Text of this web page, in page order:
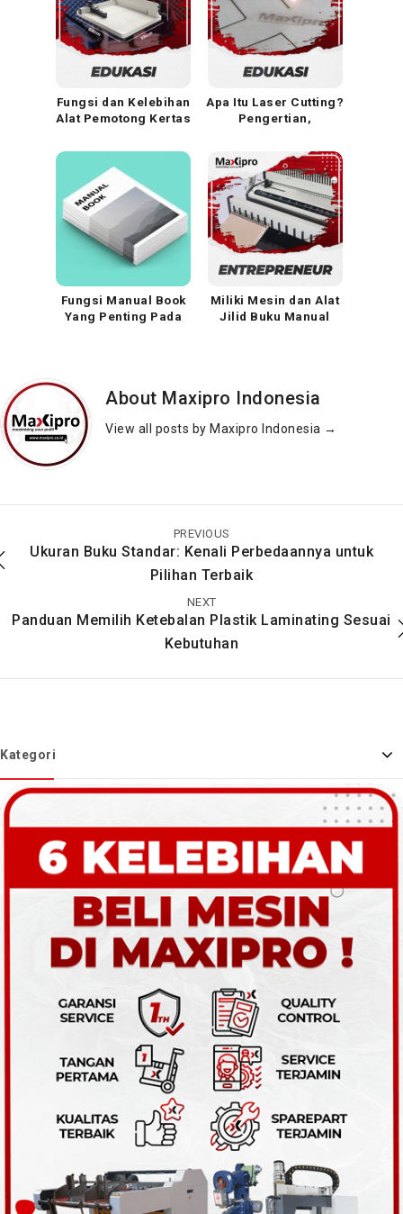
Fungsi dan Kelebihan
Alat Pemotong Kertas
Apa Itu Laser Cutting?
Pengertian,
Fungsi
Fungsi Manual Book
Yang Penting Pada
Miliki Mesin dan Alat
Jilid Buku Manual
Rekomendasi Alat
Pemotong Kertas
About Maxipro Indonesia
View all posts by Maxipro Indonesia →
PREVIOUS
Ukuran Buku Standar: Kenali Perbedaannya untuk
Pilihan Terbaik
NEXT
Panduan Memilih Ketebalan Plastik Laminating Sesuai
Kebutuhan
Kategori